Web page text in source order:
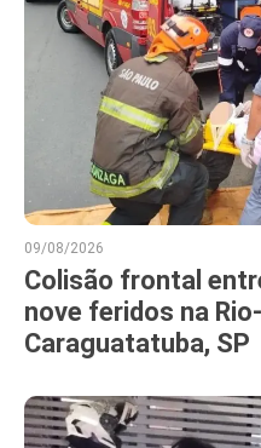
09/08/2026
Colisão frontal
nove feridos na
Caraguatatuba, SP